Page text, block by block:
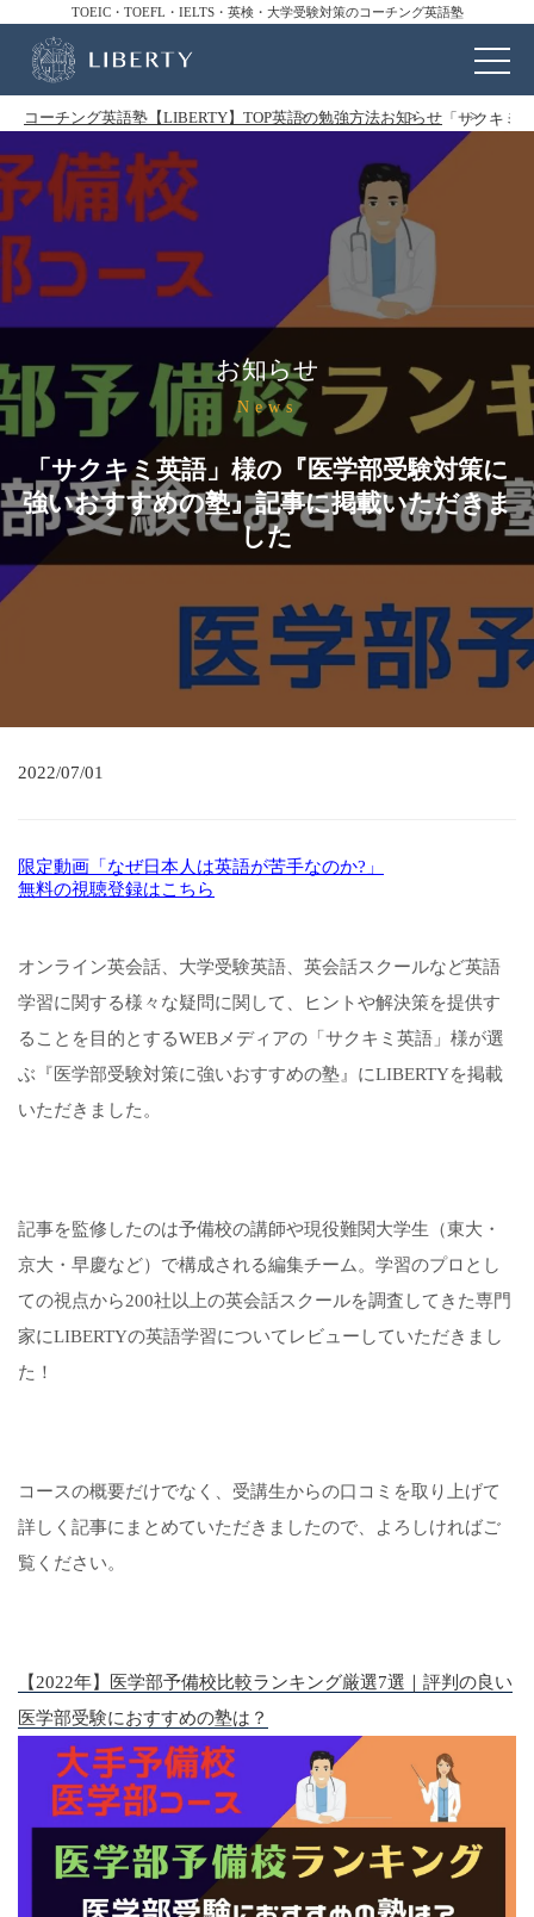
TOEIC・TOEFL・IELTS・英検・大学受験対策のコーチング英語塾
コーチング英語塾【LIBERTY】TOP英語の勉強方法お知らせ 「サクキミ
お知らせ
News
「サクキミ英語」様の『医学部受験対策に
強いおすすめの塾』記事に掲載いただきま
した
2022/07/01
限定動画「なぜ日本人は英語が苦手なのか?」
無料の視聴登録はこちら
オンライン英会話、大学受験英語、英会話スクールなど英語
学習に関する様々な疑問に関して、ヒントや解決策を提供す
ることを目的とするWEBメディアの「サクキミ英語」様が選
ぶ『医学部受験対策に強いおすすめの塾』にLIBERTYを掲載
いただきました。
記事を監修したのは予備校の講師や現役難関大学生（東大・
京大・早慶など）で構成される編集チーム。学習のプロとし
ての視点から200社以上の英会話スクールを調査してきた専門
家にLIBERTYの英語学習についてレビューしていただきまし
た！
コースの概要だけでなく、受講生からの口コミを取り上げて
詳しく記事にまとめていただきましたので、よろしければご
覧ください。
【2022年】医学部予備校比較ランキング厳選7選｜評判の良い
医学部受験におすすめの塾は？